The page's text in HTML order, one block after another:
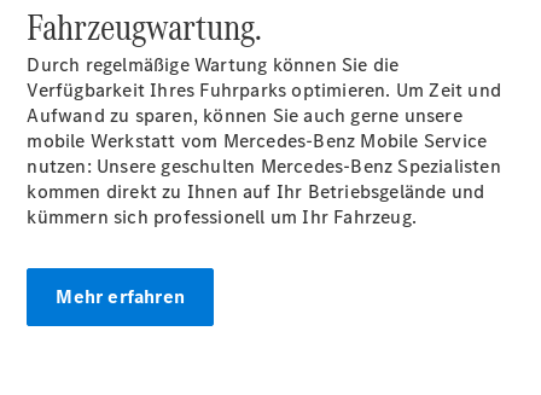
Übersicht
Unfallreparaturen
SmallRepair
Rücknahme
&
Entsorgung
Wartung
Reparatur
Garantie-
Pakete
Fahrzeugwartung.
Durch regelmäßige Wartung können Sie die
Verfügbarkeit Ihres Fuhrparks optimieren. Um Zeit und
Aufwand zu sparen, können Sie auch gerne unsere
mobile Werkstatt vom Mercedes-Benz Mobile Service
nutzen: Unsere geschulten Mercedes-Benz Spezialisten
kommen direkt zu Ihnen auf Ihr Betriebsgelände und
kümmern sich professionell um Ihr Fahrzeug.
Mehr erfahren